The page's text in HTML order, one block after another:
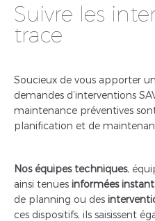
Suivre les
trace
Soucieux de vous apporter un
demandes d’interventions
maintenance préventives
planification et de
Nos équipes techniques,
ainsi tenues informées
de planning ou des
ces dispositifs, ils saisissent